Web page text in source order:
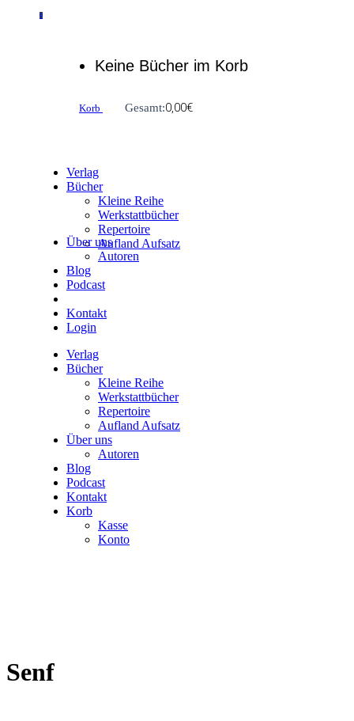
0
Keine Bücher im Korb
Korb Gesamt:0,00€
Verlag
Bücher
Kleine Reihe
Werkstattbücher
Repertoire
Aufland Aufsatz
Über uns
Autoren
Blog
Podcast
Kontakt
Login
Verlag
Bücher
Kleine Reihe
Werkstattbücher
Repertoire
Aufland Aufsatz
Über uns
Autoren
Blog
Podcast
Kontakt
Korb
Kasse
Konto
Senf